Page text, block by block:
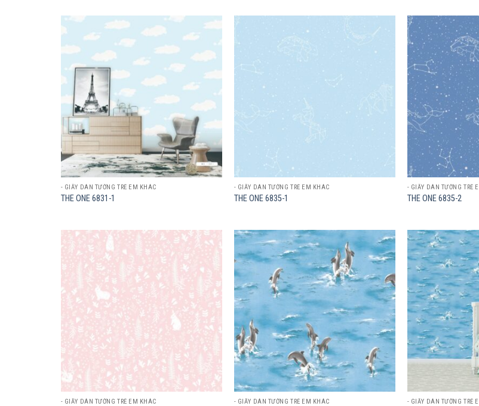
wishlist
- GIẤY DÁN TƯỜNG TRẺ EM KHÁC
THE ONE 6831-1
- GIẤY DÁN TƯỜNG TRẺ EM KHÁC
THE ONE 6835-1
- GIẤY DÁN TƯỜNG TRẺ
THE ONE 6835-2
wishlist
- GIẤY DÁN TƯỜNG TRẺ EM KHÁC
Add to
wishlist
- GIẤY DÁN TƯỜNG TRẺ EM KHÁC - GIẤY DÁN TƯỜNG TRẺ